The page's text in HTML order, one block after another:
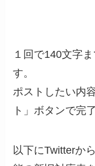
１回で140文字
す。
ポストしたい内
ト」ボタンで完
以下にTwitterか